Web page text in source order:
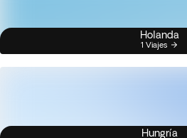
Holanda
1 Viajes
Hungría